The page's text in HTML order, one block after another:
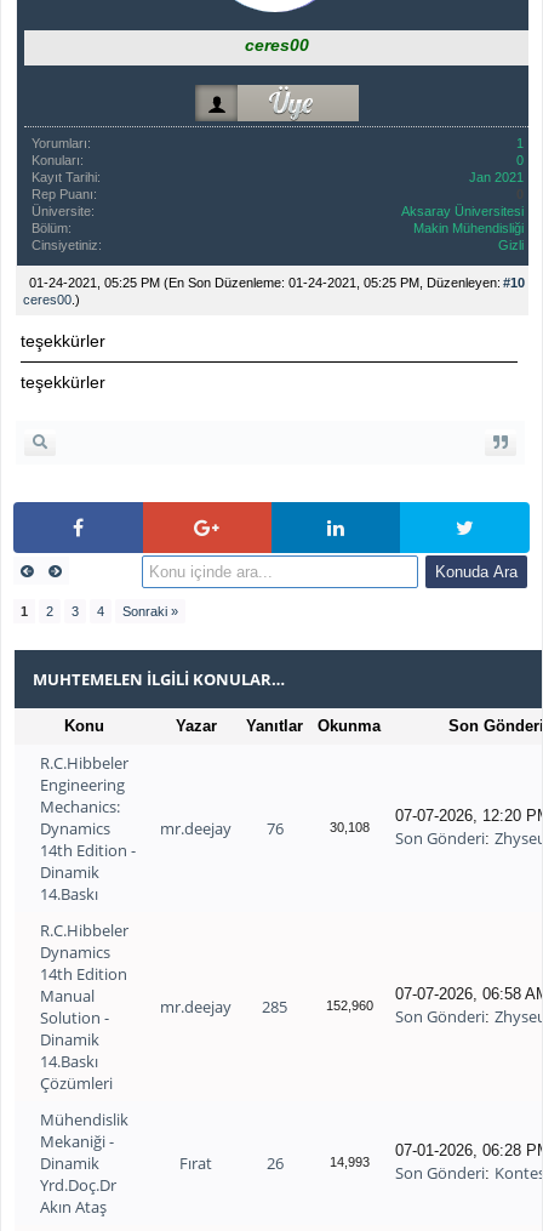
ceres00
Yorumları:
1
Konuları:
0
Kayıt Tarihi:
Jan 2021
Rep Puanı:
Üniversite:
Aksaray Üniversitesi
Bölüm:
Makin Mühendisliği
Cinsiyetiniz:
Gizli
#10
01-24-2021, 05:25 PM (En Son Düzenleme: 01-24-2021, 05:25 PM, Düzenleyen:
ceres00.)
teşekkürler
teşekkürler
1 2 3 4 Sonraki »
MUHTEMELEN İLGILI KONULAR…
Konu Yazar Yanıtlar Okunma Son
R.C.Hibbeler
Engineering
Mechanics:
Dynamics
14th Edition -
Dinamik
14.Baskı
mr.deejay 76 30,108
07-07-2026, 12:20
Son Gönderi:
R.C.Hibbeler
Dynamics
14th Edition
Manual
Solution -
Dinamik
14.Baskı
Çözümleri
mr.deejay 285 152,960
07-07-2026, 06:58
Son Gönderi:
Mühendislik
Mekaniği -
Dinamik
Yrd.Doç.Dr
Akın Ataş
Fırat 26 14,993
07-01-2026, 06:28
Son Gönderi: